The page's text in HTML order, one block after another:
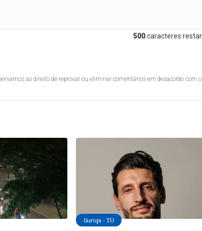
500caracteres
ao direito de reprovar ou eliminar comentários em desacordo com o
Gurupi - TO